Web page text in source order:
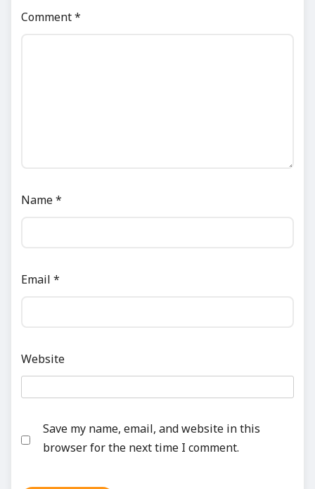
Comment*
Name*
Email *
Website
Save my name, email, and website in this
browser for the next time I comment.